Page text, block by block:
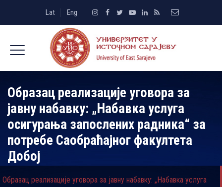
Lat Eng
Образац реализације уговора за
јавну набавку: „Набавка услуга
осигурања запослених радника“ за
потребе Саобраћајног факултета
Добој
Образац реализације уговора за јавну набавку: „Набавка услуга